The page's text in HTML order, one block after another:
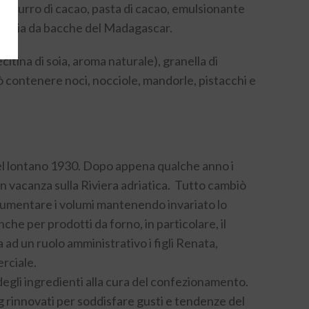
burro di cacao, pasta di cacao, emulsionante
da bacche del Madagascar.
di soia, aroma naturale), granella di
noci, nocciole, mandorle, pistacchi e
1930. Dopo appena qualche anno i
vacanza sulla Riviera adriatica. Tutto cambiò
i volumi mantenendo invariato lo
per prodotti da forno, in particolare, il
ad un ruolo amministrativo i figli Renata,
ingredienti alla cura del confezionamento.
per soddisfare gusti e tendenze del